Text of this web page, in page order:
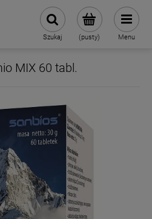
(pusty)
Szukaj Menu
MIX 60 tabl.